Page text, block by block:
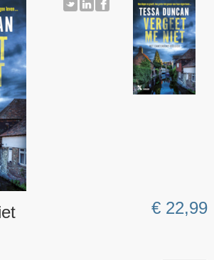
€ 22,99